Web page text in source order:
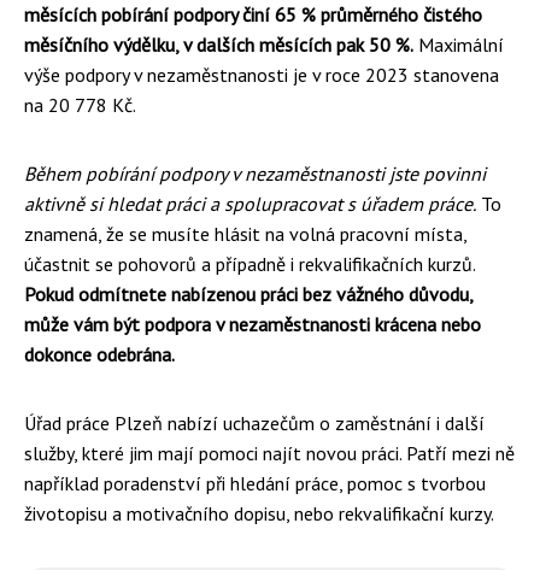
měsících pobírání podpory činí 65 % průměrného čistého
měsíčního výdělku, v dalších měsících pak 50 %. Maximální
výše podpory v nezaměstnanosti je v roce 2023 stanovena
na 20 778 Kč.
Během pobírání podpory v nezaměstnanosti jste povinni
aktivně si hledat práci a spolupracovat s úřadem práce. To
znamená, že se musíte hlásit na volná pracovní místa,
účastnit se pohovorů a případně i rekvalifikačních kurzů.
Pokud odmítnete nabízenou práci bez vážného důvodu,
může vám být podpora v nezaměstnanosti krácena nebo
dokonce odebrána.
Úřad práce Plzeň nabízí uchazečům o zaměstnání i další
služby, které jim mají pomoci najít novou práci. Patří mezi ně
například poradenství při hledání práce, pomoc s tvorbou
životopisu a motivačního dopisu, nebo rekvalifikační kurzy.